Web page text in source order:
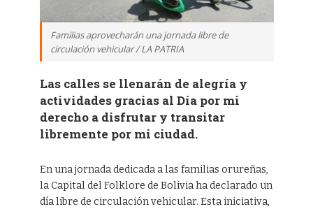
Familias aprovecharán una jornada libre de
circulación vehicular / LA PATRIA
Las calles se llenarán de alegría y
actividades gracias al Día por mi
derecho a disfrutar y transitar
libremente por mi ciudad.
En una jornada dedicada a las familias orureñas,
la Capital del Folklore de Bolivia ha declarado un
día libre de circulación vehicular. Esta iniciativa,